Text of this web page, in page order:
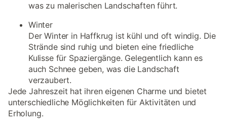
was zu malerischen Landschaften führt.
Winter
Der Winter in Haffkrug ist kühl und oft windig. Die
Strände sind ruhig und bieten eine friedliche
Kulisse für Spaziergänge. Gelegentlich kann es
auch Schnee geben, was die Landschaft
verzaubert.
Jede Jahreszeit hat ihren eigenen Charme und bietet
unterschiedliche Möglichkeiten für Aktivitäten und
Erholung.